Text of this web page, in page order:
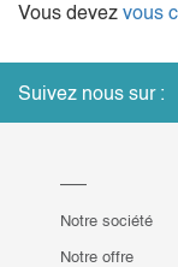
Vous devez vous
Suivez nous sur :
Notre société
Notre offre